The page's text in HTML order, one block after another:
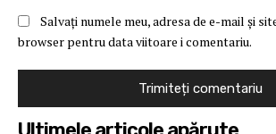
Salvați numele meu, adresa de e-mail și
browser pentru data viitoare i comentariu.